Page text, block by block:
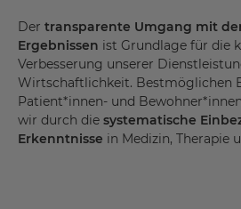
Der transparente Umgang mit
Ergebnissen ist Grundlage für die
Verbesserung unserer
Wirtschaftlichkeit. Bestmöglichen
Patient*innen- und
wir durch die systematische
Erkenntnisse in Medizin, Therapie